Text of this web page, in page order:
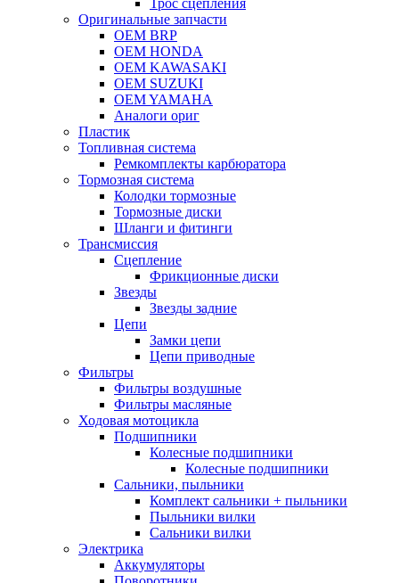
Трос сцепления
Оригинальные запчасти
OEM BRP
OEM HONDA
OEM KAWASAKI
OEM SUZUKI
OEM YAMAHA
Аналоги ориг
Пластик
Топливная система
Ремкомплекты карбюратора
Тормозная система
Колодки тормозные
Тормозные диски
Шланги и фитинги
Трансмиссия
Cцепление
Фрикционные диски
Звезды
Звезды задние
Цепи
Замки цепи
Цепи приводные
Фильтры
Фильтры воздушные
Фильтры масляные
Ходовая мотоцикла
Подшипники
Колесные подшипники
Колесные подшипники
Сальники, пыльники
Комплект сальники + пыльники
Пыльники вилки
Сальники вилки
Электрика
Аккумуляторы